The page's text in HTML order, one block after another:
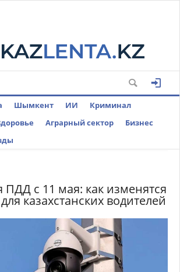
Шымкент ИИ
Криминал
Аграрный сектор
Бизнес
с 11 мая: как изменятся
казахстанских водителей